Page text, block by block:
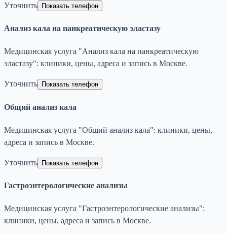
Уточнить Показать телефон
Анализ кала на панкреатическую эластазу
Медицинская услуга "Анализ кала на панкреатическую
эластазу": клиники, цены, адреса и запись в Москве.
Уточнить Показать телефон
Общий анализ кала
Медицинская услуга "Общий анализ кала": клиники, цены,
адреса и запись в Москве.
Уточнить Показать телефон
Гастроэнтерологические анализы
Медицинская услуга "Гастроэнтерологические анализы":
клиники, цены, адреса и запись в Москве.